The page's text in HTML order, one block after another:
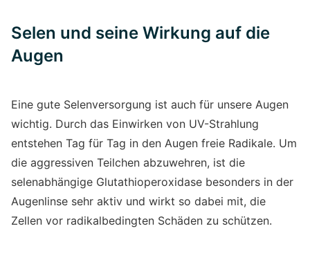
Selen und seine Wirkung auf die
Augen
Eine gute Selenversorgung ist auch für unsere Augen
wichtig. Durch das Einwirken von UV-Strahlung
entstehen Tag für Tag in den Augen freie Radikale. Um
die aggressiven Teilchen abzuwehren, ist die
selenabhängige Glutathioperoxidase besonders in der
Augenlinse sehr aktiv und wirkt so dabei mit, die
Zellen vor radikalbedingten Schäden zu schützen.